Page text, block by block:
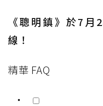
《聰明鎮》於7
線！
精華 FAQ